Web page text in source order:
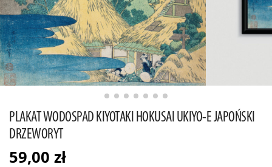
PLAKAT WODOSPAD KIYOTAKI HOKUSAI UKIYO-E JAPOŃSKI
DRZEWORYT
59,00 zł